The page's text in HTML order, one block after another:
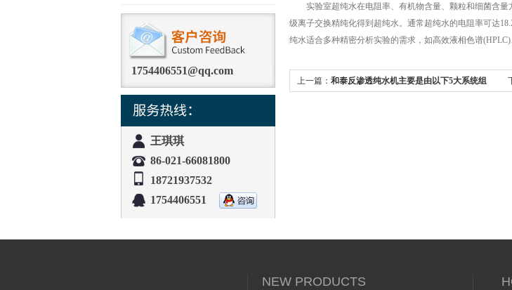
1754406551@qq.com
王琪琪
86-021-66081800
18721937532
1754406551
实验室超纯水在电阻率、有机物含量、颗粒和细菌含量
级离子交换精纯化得到超纯水。通常超纯水的电阻率可达
纯水适合多种精密分析实验的需求，如高效液相色谱
上一篇： 和泰反渗透纯水机主要是由以下5大系统组
NEW PRODUCTS